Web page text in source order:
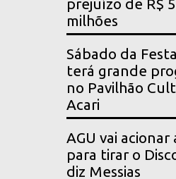
prejuízo de R$
milhões
Sábado da
terá grande
no Pavilhão
Acari
AGU vai acionar
para tirar o
diz Messias